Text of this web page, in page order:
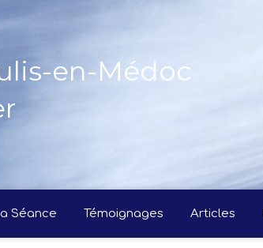
en-Médoc
Séance Témoignages Articles